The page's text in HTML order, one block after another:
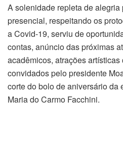
A solenidade repleta de alegria
presencial, respeitando os
a Covid-19, serviu de
contas, anúncio das próximas
acadêmicos, atrações
convidados pelo presidente
corte do bolo de aniversário da
Maria do Carmo Facchini.